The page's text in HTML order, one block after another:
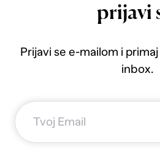
prijavi
Prijavi se e-mailom i
inbox.